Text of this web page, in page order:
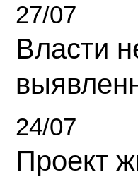
27/07
Власти
24/07
Проект